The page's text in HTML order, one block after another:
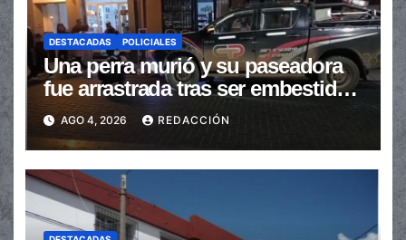
DESTACADAS POLICIALES
Una perra murió y su paseadora
fue arrastrada tras ser embestidas
en la senda peatonal
AGO 4, 2026 REDACCIÓN